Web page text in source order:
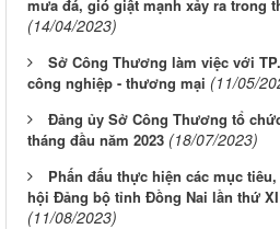
mưa đá, gió giật mạnh xảy ra trong
(14/04/2023)
Sở Công Thương làm việc với
công nghiệp - thương mại (11/05/
Đảng ủy Sở Công Thương tổ
tháng đầu năm 2023 (18/07/2023)
Phấn đấu thực hiện các mục
hội Đảng bộ tỉnh Đồng Nai lần thứ
(11/08/2023)